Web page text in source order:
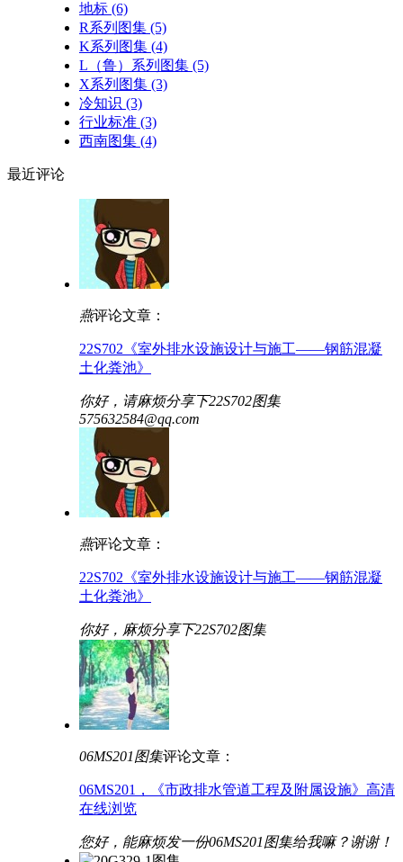
地标 (6)
R系列图集 (5)
K系列图集 (4)
L（鲁）系列图集 (5)
X系列图集 (3)
冷知识 (3)
行业标准 (3)
西南图集 (4)
最近评论
燕评论文章：
22S702《室外排水设施设计与施工——钢筋混凝
土化粪池》
你好，请麻烦分享下22S702图集
575632584@qq.com
燕评论文章：
22S702《室外排水设施设计与施工——钢筋混凝
土化粪池》
你好，麻烦分享下22S702图集
06MS201图集评论文章：
06MS201，《市政排水管道工程及附属设施》高清
在线浏览
您好，能麻烦发一份06MS201图集给我嘛？谢谢！